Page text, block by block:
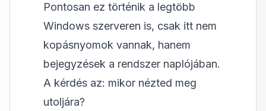
Pontosan ez történik a legtöbb
Windows szerveren is, csak itt nem
kopásnyomok vannak, hanem
bejegyzések a rendszer naplójában.
A kérdés az: mikor nézted meg
utoljára?